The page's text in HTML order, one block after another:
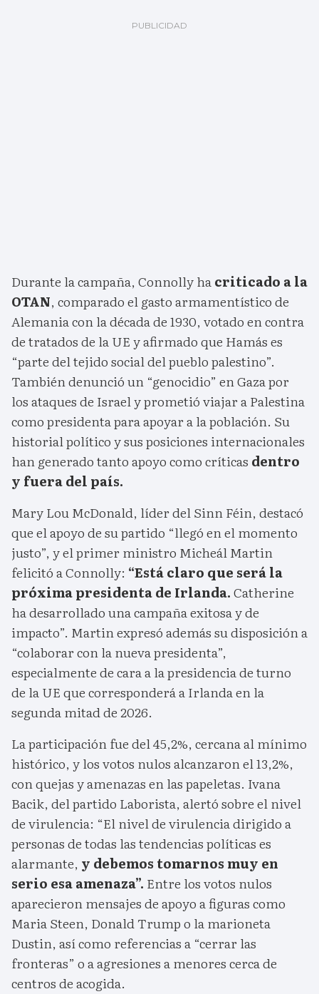
Durante la campaña, Connolly hacriticado a la
OTAN, comparado el gasto armamentístico de
Alemania con la década de 1930, votado en contra
de tratados de la UE y afirmado que Hamás es
“parte del tejido social del pueblo palestino”.
También denunció un “genocidio” en Gaza por
los ataques de Israel y prometió viajar a Palestina
como presidenta para apoyar a la población. Su
historial político y sus posiciones internacionales
han generado tanto apoyo como críticas dentro
y fuera del país.
Mary Lou McDonald, líder del Sinn Féin, destacó
que el apoyo de su partido “llegó en el momento
justo”, y el primer ministro Micheál Martin
felicitó a Connolly: “Está claro que será la
próxima presidenta de Irlanda.Catherine
ha desarrollado una campaña exitosa y de
impacto”. Martin expresó además su disposición a
“colaborar con la nueva presidenta”,
especialmente de cara a la presidencia de turno
de la UE que corresponderá a Irlanda en la
segunda mitad de 2026.
La participación fue del 45,2%, cercana al mínimo
histórico, y los votos nulos alcanzaron el 13,2%,
con quejas y amenazas en las papeletas. Ivana
Bacik, del partido Laborista, alertó sobre el nivel
de virulencia: “El nivel de virulencia dirigido a
personas de todas las tendencias políticas es
alarmante, y debemos tomarnos muy en
serio esa amenaza”. Entre los votos nulos
aparecieron mensajes de apoyo a figuras como
Maria Steen, Donald Trump o la marioneta
Dustin, así como referencias a “cerrar las
fronteras” o a agresiones a menores cerca de
centros de acogida.